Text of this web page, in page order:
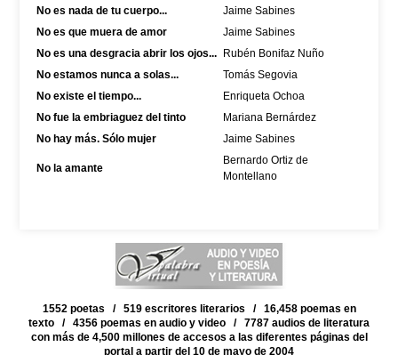
No es nada de tu cuerpo...
Jaime Sabines
No es que muera de amor
Jaime Sabines
No es una desgracia abrir los ojos...
Rubén Bonifaz Nuño
No estamos nunca a solas...
Tomás Segovia
No existe el tiempo...
Enriqueta Ochoa
No fue la embriaguez del tinto
Mariana Bernárdez
No hay más. Sólo mujer
Jaime Sabines
No la amante
Bernardo Ortiz de
Montellano
1552 poetas / 519 escritores literarios / 16,458 poemas en
texto / 4356 poemas en audio y video / 7787 audios de literatura
con más de 4,500 millones de accesos a las diferentes páginas del
portal a partir del 10 de mayo de 2004